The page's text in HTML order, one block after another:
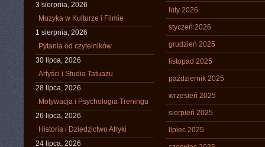
3 sierpnia, 2026
Muzyka w Kulturze i Filmie
1 sierpnia, 2026
Pytania od czytelników
30 lipca, 2026
Artyści i Studia Tatuażu
28 lipca, 2026
Motywacja i Psychologia Treningu
26 lipca, 2026
Historia i Dziedzictwo Afryki
24 lipca, 2026
luty 2026
styczeń 2026
grudzień 2025
listopad 2025
październik 2025
wrzesień 2025
sierpień 2025
lipiec 2025